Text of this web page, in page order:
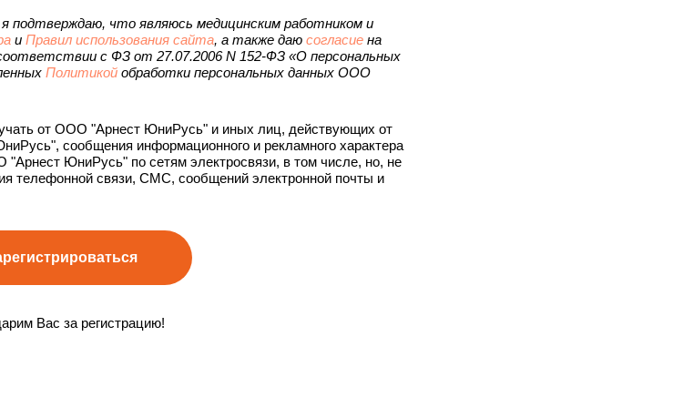
подтверждаю, что являюсь медицинским работником и
и Правил использования сайта, а также даю согласие на
с ФЗ от 27.07.2006 N 152-ФЗ «О персональных
Политикой обработки персональных данных ООО
от ООО "Арнест ЮниРусь" и иных лиц, действующих от
сообщения информационного и рекламного характера
ЮниРусь" по сетям электросвязи, в том числе, но, не
телефонной связи, СМС, сообщений электронной почты и
Вас за регистрацию!